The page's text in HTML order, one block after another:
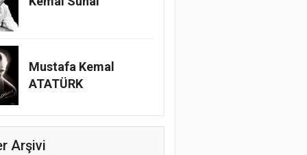
Mustafa Kemal
ATATÜRK
Arşivi